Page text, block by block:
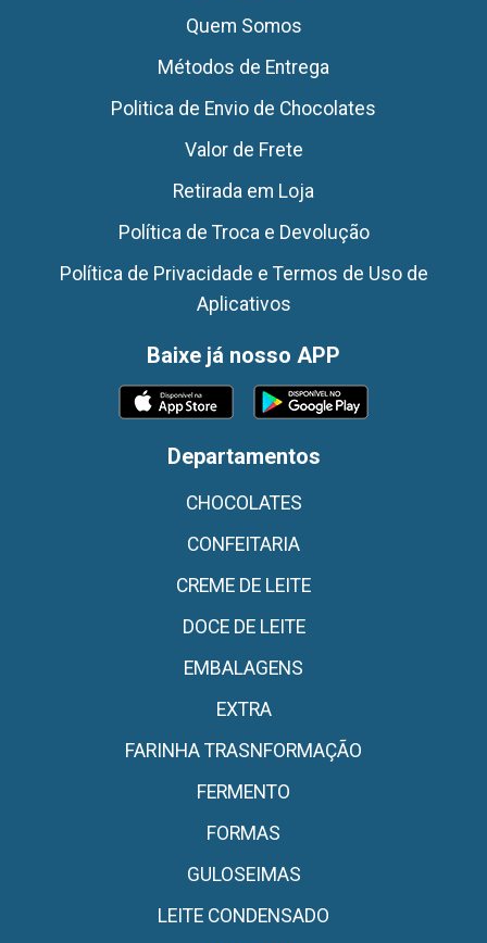
Quem Somos
Métodos de Entrega
Politica de Envio de Chocolates
Valor de Frete
Retirada em Loja
Política de Troca e Devolução
Política de Privacidade e Termos de Uso de
Aplicativos
Baixe já nosso APP
Departamentos
CHOCOLATES
CONFEITARIA
CREME DE LEITE
DOCE DE LEITE
EMBALAGENS
EXTRA
FARINHA TRASNFORMAÇÃO
FERMENTO
FORMAS
GULOSEIMAS
LEITE CONDENSADO